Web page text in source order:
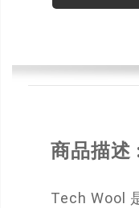
商品描述
Tech Wool